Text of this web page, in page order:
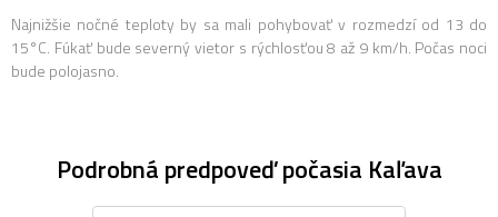
Najnižšie nočné teploty by sa mali pohybovať v rozmedzí od 13 do
15°C. Fúkať bude severný vietor s rýchlosťou 8 až 9 km/h. Počas noci
bude polojasno.
Podrobná predpoveď počasia Kaľava